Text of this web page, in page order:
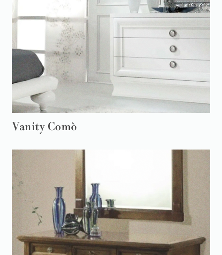
Vanity Comò